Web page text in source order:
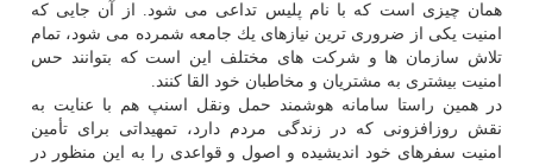
همان چیزی است كه با نام پلیس تداعی می شود. از آن جایی كه
امنیت یكی از ضروری ترین نیازهای یك جامعه شمرده می شود، تمام
تلاش سازمان ها و شركت های مختلف این است كه بتوانند حس
امنیت بیشتری به مشتریان و مخاطبان خود القا كنند.
در همین راستا سامانه هوشمند حمل ونقل اسنپ هم با عنایت به
نقش روزافزونی كه در زندگی مردم دارد، تمهیداتی برای تأمین
امنیت سفرهای خود اندیشیده و اصول و قواعدی را به این منظور در